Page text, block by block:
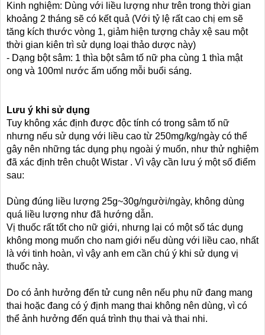
Kinh nghiệm: Dùng với liều lượng như trên trong thời gian
khoảng 2 tháng sẽ có kết quả (Với tỷ lệ rất cao chị em sẽ
tăng kích thước vòng 1, giảm hiện tượng chảy xệ sau một
thời gian kiên trì sử dụng loại thảo dược này)
- Dạng bột sâm: 1 thìa bột sâm tố nữ pha cùng 1 thìa mật
ong và 100ml nước ấm uống mỗi buổi sáng.
Lưu ý khi sử dụng
Tuy không xác định được độc tính có trong sâm tố nữ
nhưng nếu sử dụng với liều cao từ 250mg/kg/ngày có thể
gây nên những tác dụng phụ ngoài ý muốn, như thử nghiệm
đã xác định trên chuột Wistar . Vì vậy cần lưu ý một số điểm
sau:
Dùng đúng liều lượng 25g~30g/người/ngày, không dùng
quá liều lượng như đã hướng dẫn.
Vị thuốc rất tốt cho nữ giới, nhưng lại có một số tác dụng
không mong muốn cho nam giới nếu dùng với liều cao, nhất
là với tinh hoàn, vì vậy anh em cần chú ý khi sử dụng vị
thuốc này.
Do có ảnh hưởng đến tử cung nên nếu phụ nữ đang mang
thai hoặc đang có ý định mang thai không nên dùng, vì có
thể ảnh hưởng đến quá trình thụ thai và thai nhi.